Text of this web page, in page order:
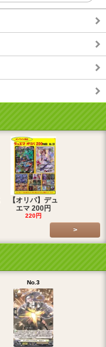
【オリパ】デュ
エマ 200円
220円
>
No.3